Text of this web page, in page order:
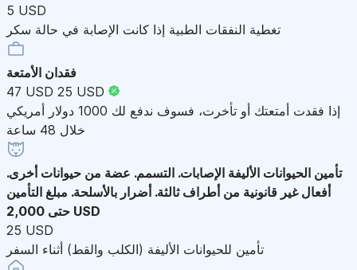
5 USD
تغطية النفقات الطبية إذا كانت الإصابة في حالة سكر
فقدان الأمتعة
47 USD 25 USD
إذا فقدت أمتعتك أو تأخرت، فسوف ندفع لك 1000 دولار أمريكي
خلال 48 ساعة
تأمين الحيوانات الأليفة الإصابات. التسمم. عضة من حيوانات أخرى.
أفعال غير قانونية من أطراف ثالثة. أضرار بالأسلحة. مبلغ التأمين
حتى 2,000 USD
25 USD
تأمين للحيوانات الأليفة (الكلب والقط) أثناء السفر